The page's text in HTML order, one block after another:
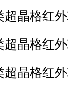
格红外
格红外
格红外